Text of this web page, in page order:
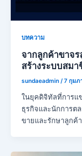
บทความ
จากลูกค้าขาจ
สร้างระบบสม
sundaeadmin /7 กุมภ
ในยุคดิจิทัลที่การแ
ธุรกิจและนักการต
ขายและรักษาลูกค้า